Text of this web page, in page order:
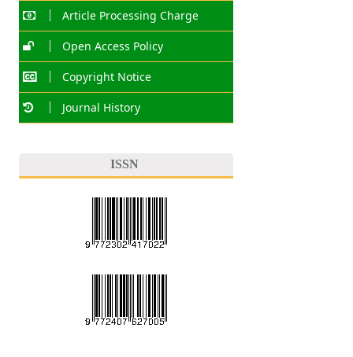
Article Processing Charge
Open Access Policy
Copyright Notice
Journal History
ISSN